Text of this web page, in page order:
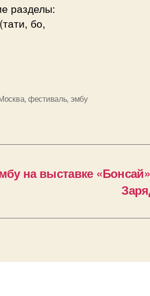
разделы:
(тати, бо,
, фестиваль, эмбу
на выставке